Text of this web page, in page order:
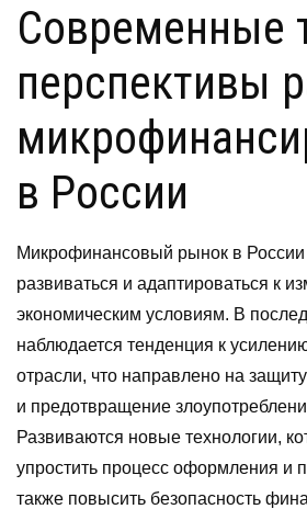
Современные
перспективы
в России
Микрофинансовый рынок в
развиваться и адаптироваться к
экономическим условиям. В
наблюдается тенденция к
отрасли, что направлено на
и предотвращение
Развиваются новые технологии,
упростить процесс оформления и
также повысить безопасность